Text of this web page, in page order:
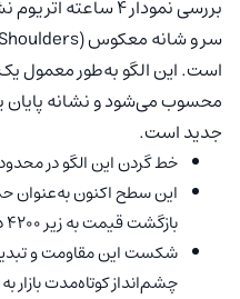
بررسی نمودار ۴
است. این الگو به‌طور معمول
محسوب می‌شود و نشانه پایان
جدید است.
خط گردن این الگو در محدوده ۴۲۷۳ دلار شکسته شده
این سطح اکنون به‌عنوان
بازگشت قیمت به زیر ۴۲۰۰ دلار خواهد شد.
شکست این مقاومت و
چشم‌انداز کوتاه‌مدت